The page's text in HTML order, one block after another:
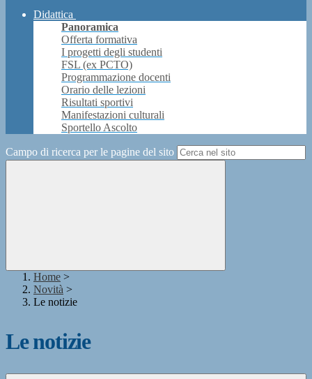
Didattica
Panoramica
Offerta formativa
I progetti degli studenti
FSL (ex PCTO)
Programmazione docenti
Orario delle lezioni
Risultati sportivi
Manifestazioni culturali
Sportello Ascolto
Campo di ricerca per le pagine del sito
Home >
Novità >
Le notizie
Le notizie